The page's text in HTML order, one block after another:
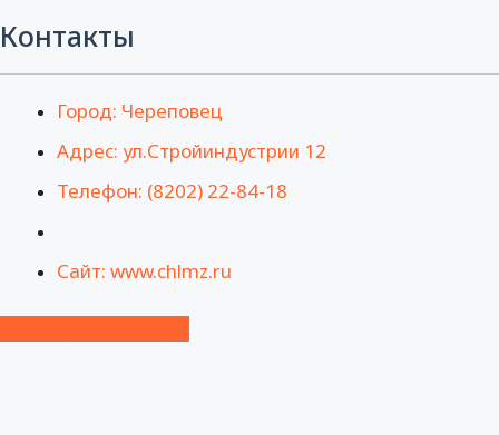
Контакты
Город: Череповец
Адрес: ул.Стройиндустрии 12
Телефон: (8202) 22-84-18
Сайт: www.chlmz.ru